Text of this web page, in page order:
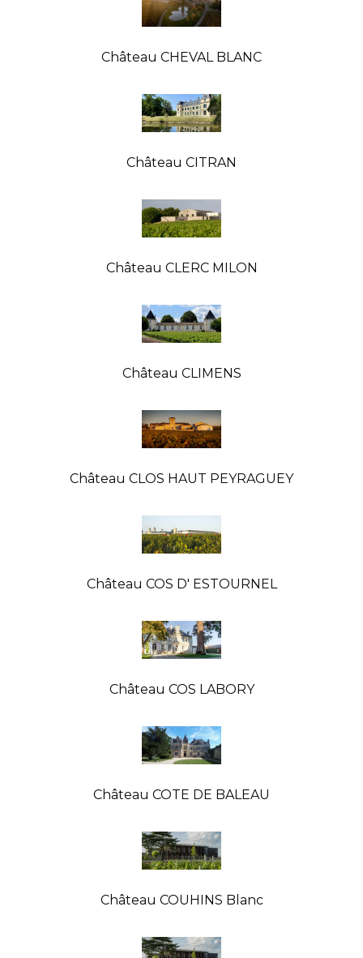
Château CHEVAL BLANC
Château CITRAN
Château CLERC MILON
Château CLIMENS
Château CLOS HAUT PEYRAGUEY
Château COS D' ESTOURNEL
Château COS LABORY
Château COTE DE BALEAU
Château COUHINS Blanc